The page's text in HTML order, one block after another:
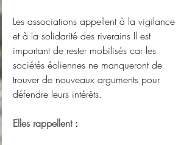
Les associations appellent à la vigilance
et à la solidarité des riverains Il est
important de rester mobilisés car les
sociétés éoliennes ne manqueront de
trouver de nouveaux arguments pour
défendre leurs intérêts.
Elles rappellent :